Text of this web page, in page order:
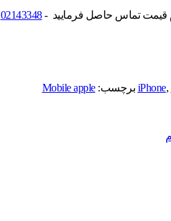
قیمت تماس حاصل فرمایید -02143348
iPhone, برچسب:Mobile apple